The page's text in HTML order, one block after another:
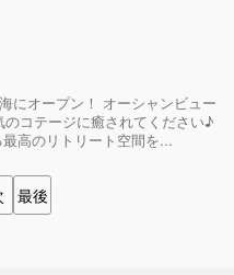
にオープン！ オーシャンビュー
コテージに癒されてください♪
高のリトリート空間を...
最後